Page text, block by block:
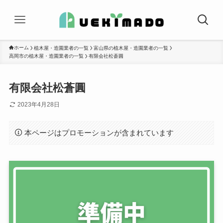
ホーム 植木屋・造園業者の一覧
富山県の植木屋・造園業者の一覧
高岡市の植木屋・造園業者の一覧
有限会社松蒼圓
有限会社松蒼圓
2023年4月28日
本ページはプロモーションが含まれています